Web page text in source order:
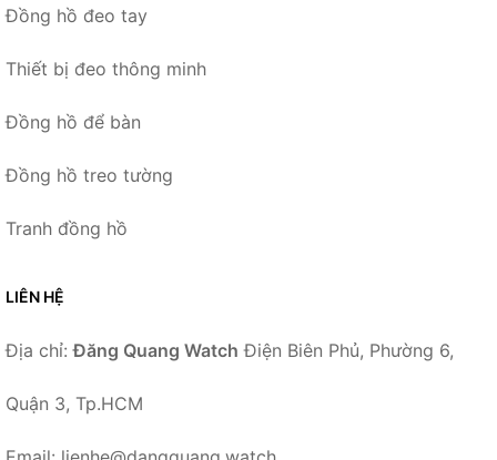
Đồng hồ đeo tay
Thiết bị đeo thông minh
Đồng hồ để bàn
Đồng hồ treo tường
Tranh đồng hồ
LIÊN HỆ
Địa chỉ:Đăng Quang Watch Điện Biên Phủ, Phường 6,
Quận 3, Tp.HCM